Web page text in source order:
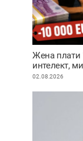
Жена плати
интелект,
ВИДЕО
02.08.2026